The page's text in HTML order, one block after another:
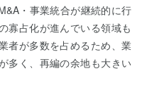
・事業統合が継続的に行
寡占化が進んでいる領域も
者が多数を占めるため、業
多く、再編の余地も大きい